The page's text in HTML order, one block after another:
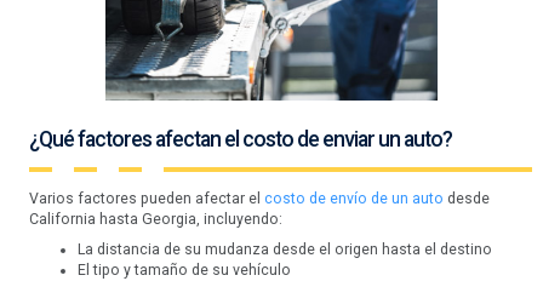
¿Qué factores afectan el costo de enviar un auto?
Varios factores pueden afectar el costo de envío de un auto desde
California hasta Georgia, incluyendo:
La distancia de su mudanza desde el origen hasta el destino
El tipo y tamaño de su vehículo